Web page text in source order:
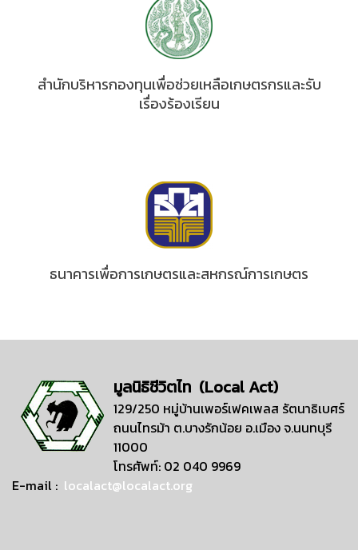
สำนักบริหารกองทุนเพื่อช่วยเหลือเกษตรกรและรับ
เรื่องร้องเรียน
ธนาคารเพื่อการเกษตรและสหกรณ์การเกษตร
มูลนิธิชีวิตไท (Local Act)
129/250 หมู่บ้านเพอร์เฟคเพลส รัตนาธิเบศร์
ถนนไทรม้า ต.บางรักน้อย อ.เมือง จ.นนทบุรี
11000
โทรศัพท์: 02 040 9969
E-mail : localact@localact.org